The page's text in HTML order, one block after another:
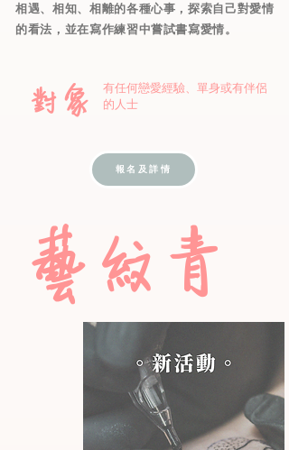
相遇、相知、相離的各種心事，探索自己對愛情
的看法，並在寫作練習中嘗試書寫愛情。
對象
有任何戀愛經驗、單身或有伴侶
的人士
報名及詳情
藝紋青